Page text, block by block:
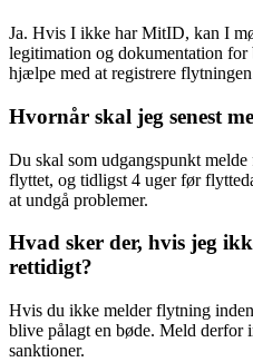
Ja. Hvis I ikke har MitID, kan I
legitimation og dokumentation
hjælpe med at registrere
Hvornår skal jeg senest
Du skal som udgangspunkt
flyttet, og tidligst 4 uger før
at undgå problemer.
Hvad sker der, hvis jeg
rettidigt?
Hvis du ikke melder flytning
blive pålagt en bøde. Meld derfor
sanktioner.